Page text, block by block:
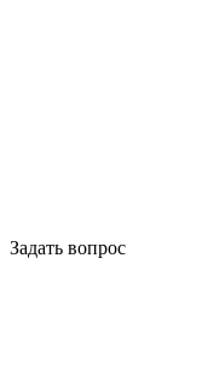
Задать вопрос